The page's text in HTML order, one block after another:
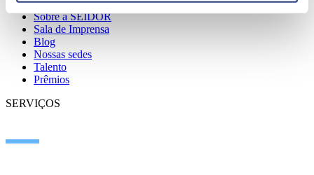
Sobre a SEIDOR
Sala de Imprensa
Blog
Nossas sedes
Talento
Prêmios
SERVIÇOS